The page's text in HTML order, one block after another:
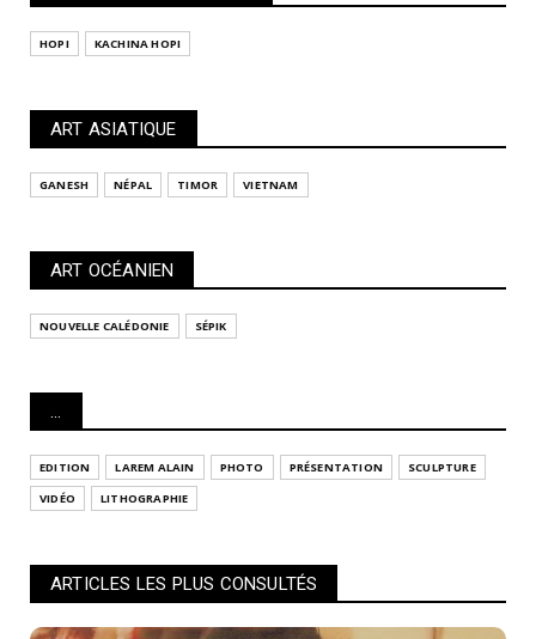
HOPI KACHINA HOPI
ART ASIATIQUE
GANESH NÉPAL TIMOR VIETNAM
ART OCÉANIEN
NOUVELLE CALÉDONIE SÉPIK
...
EDITION LAREM ALAIN PHOTO PRÉSENTATION
SCULPTURE
VIDÉO
LITHOGRAPHIE
ARTICLES LES PLUS CONSULTÉS